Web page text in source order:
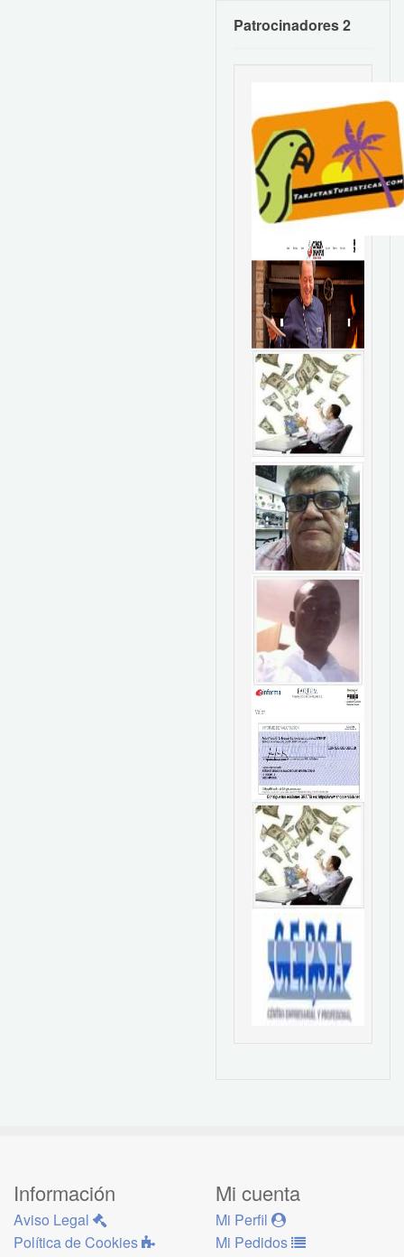
Patrocinadores 2
Información
Aviso Legal
Política de Cookies
Mi cuenta
Mi Perfil
Mi Pedidos